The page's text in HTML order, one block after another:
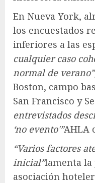
En Nueva York,
los encuestados
inferiores a las
cualquier caso
normal de
Boston, campo
San Francisco y
entrevistados
‘no evento'”AHLA
“Varios factores
inicial”lamenta la
asociación